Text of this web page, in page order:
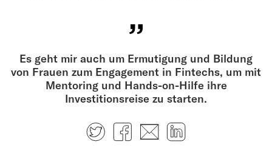
Es geht mir auch um Ermutigung und Bildung
von Frauen zum Engagement in Fintechs, um mit
Mentoring und Hands-on-Hilfe ihre
Investitionsreise zu starten.
TwitterFacebook
E-mail